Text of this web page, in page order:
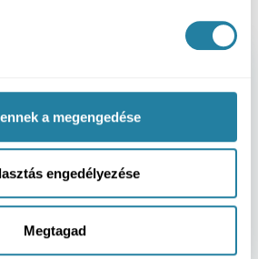
a megengedése
engedélyezése
Megtagad